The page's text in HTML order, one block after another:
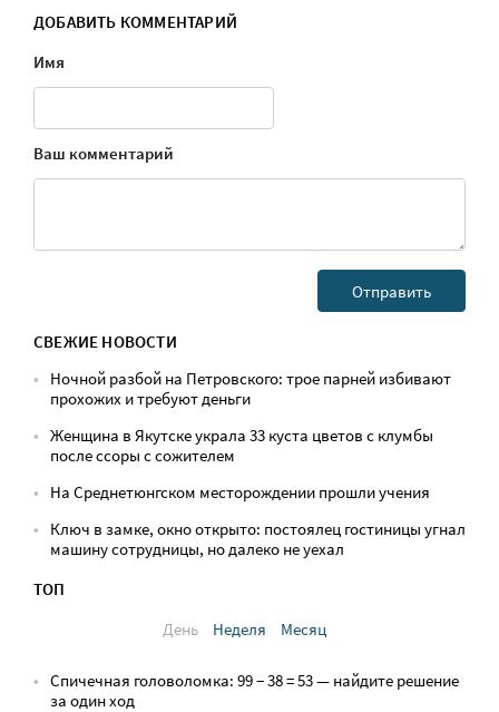
ДОБАВИТЬ КОММЕНТАРИЙ
Имя
Ваш комментарий
СВЕЖИЕ НОВОСТИ
Ночной разбой на Петровского: трое парней избивают
прохожих и требуют деньги
Женщина в Якутске украла 33 куста цветов с клумбы
после ссоры с сожителем
На Среднетюнгском месторождении прошли учения
Ключ в замке, окно открыто: постоялец гостиницы угнал
машину сотрудницы, но далеко не уехал
ТОП
День
Неделя Месяц
Спичечная головоломка: 99 − 38 = 53 — найдите решение
за один ход